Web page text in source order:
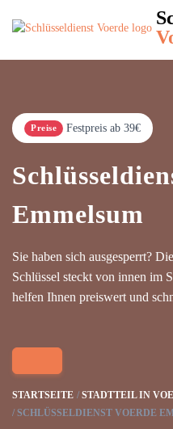
Preise Festpreis ab 39€
Emmelsum
Sie haben sich ausgesperrt?
Schlüssel steckt von innen im
helfen Ihnen preiswert und
STARTSEITE
STADTTEIL IN
SCHLÜSSELDIENST VOERDE